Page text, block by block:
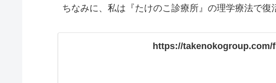
ちなみに、私は『たけのこ診療所』の理学療法で復
https://takenokogroup.com/